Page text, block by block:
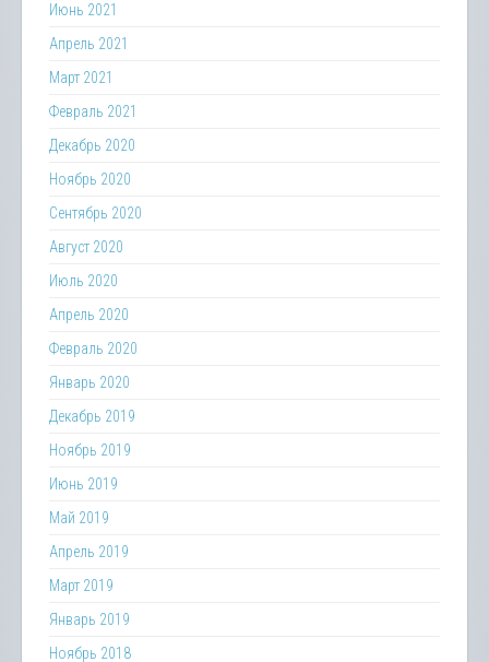
Июнь 2021
Апрель 2021
Март 2021
Февраль 2021
Декабрь 2020
Ноябрь 2020
Сентябрь 2020
Август 2020
Июль 2020
Апрель 2020
Февраль 2020
Январь 2020
Декабрь 2019
Ноябрь 2019
Июнь 2019
Май 2019
Апрель 2019
Март 2019
Январь 2019
Ноябрь 2018